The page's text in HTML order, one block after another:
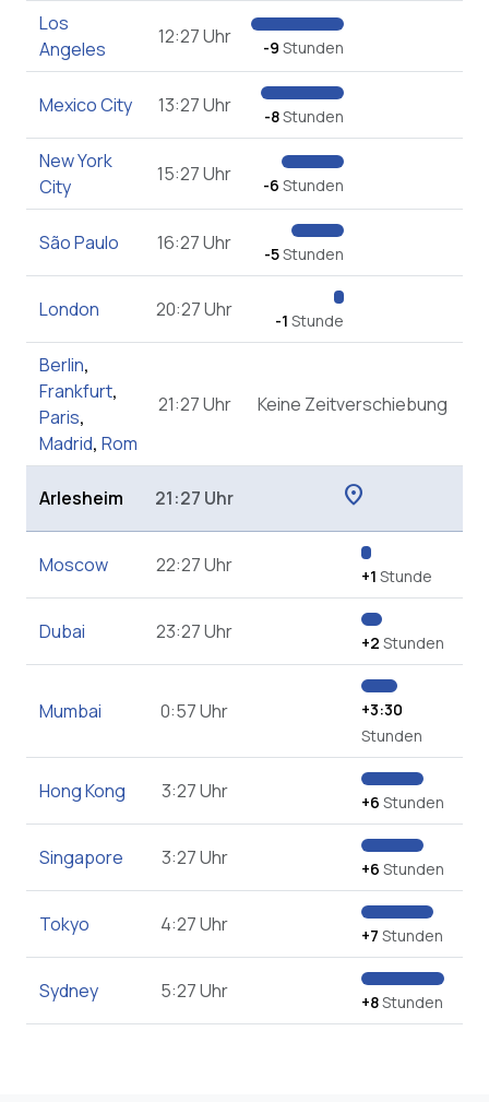
Los
Angeles
12:27 Uhr -9 Stunden
Mexico City 13:27 Uhr -8Stunden
New York
City
15:27 Uhr -6 Stunden
São Paulo 16:27 Uhr -5Stunden
London 20:27 Uhr -1 Stunde
Berlin,
Frankfurt,
Paris,
Madrid, Rom
21:27 Uhr Keine Zeitverschiebung
Arlesheim 21:27 Uhr location_on
Moscow 22:27 Uhr +1 Stunde
Dubai 23:27 Uhr +2 Stunden
Mumbai 0:57 Uhr
+3:30
Stunden
Hong Kong 3:27 Uhr +6 Stunden
Singapore 3:27 Uhr +6 Stunden
Tokyo 4:27 Uhr +7 Stunden
Sydney 5:27 Uhr +8Stunden